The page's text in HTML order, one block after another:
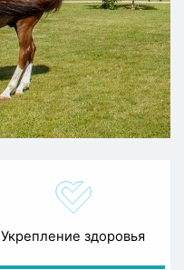
Укрепление здоровья